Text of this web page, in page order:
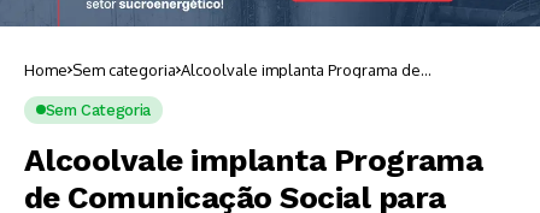
Home Sem categoria Alcoolvale implanta Programa de
Comunicação Social para ações junta a
Sem Categoria
Alcoolvale implanta Programa
de Comunicação Social para